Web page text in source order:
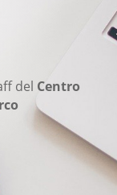
del Centro